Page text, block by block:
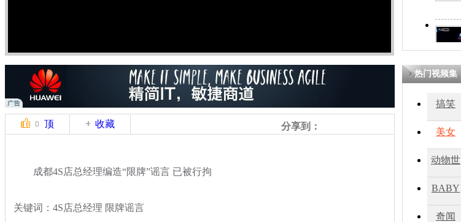
0 顶 收藏 分享到：
成都4S店总经理编造“限牌”谣言 已被行拘
关键词：4S店总经理 限牌谣言
热门视频集
搞笑
美女
动物世
BABY
秀
奇闻